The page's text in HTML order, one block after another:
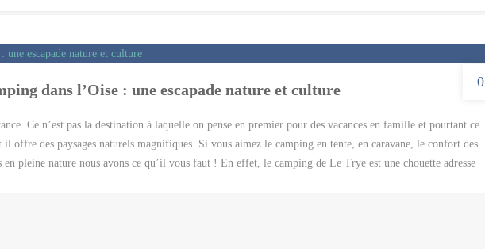
dans l’Oise : une escapade nature et culture 0
Ce n’est pas la destination à laquelle on pense en premier pour des vacances en famille et pourtant ce
offre des paysages naturels magnifiques. Si vous aimez le camping en tente, en caravane, le confort des
pleine nature nous avons ce qu’il vous faut ! En effet, le camping de Le Trye est une chouette adresse
mais aussi des rivières pour fabriquer des moulins à eau et des villages pittoresques dans lesquelles gouter